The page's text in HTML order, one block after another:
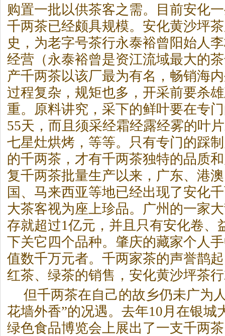
购置一批以供茶客之需。目前安化
千两茶已经颇具规模。安化黄沙坪
史，为老字号茶行永泰裕曾阳始人
经营（永泰裕曾是资江流域最大的
产千两茶以该厂最为有名，畅销海
过程复杂，规矩也多，开采前要杀
重。原料讲究，采下的鲜叶要在专
55天，而且须采经霜经露经雾的叶
七星灶烘烤，等等。只有专门的踩
的千两茶，才有千两茶独特的品质
复千两茶批量生产以来，广东、港
国、马来西亚等地已经出现了安化
大茶客视为座上珍品。广州的一家
存就超过1亿元，并且只有安化卷、
下关它四个品种。肇庆的藏家个人
值数千万元者。千两家茶的声誉鹊
红茶、绿茶的销售，安化黄沙坪茶
但千两茶在自己的故乡仍未广为
花墙外香”的况遇。去年10月在银城
绿色食品博览会上展出了一支千两